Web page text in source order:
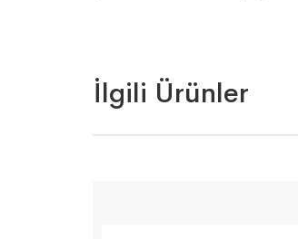
İlgili Ürünler